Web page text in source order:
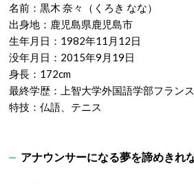
名前：黒木 奈々（くろき なな）
出身地：鹿児島県鹿児島市
生年月日：1982年11月12日
没年月日：2015年9月19日
身長：172cm
最終学歴：上智大学外国語学部フラン
特技：仏語、テニス
アナウンサーになる夢を諦めきれ